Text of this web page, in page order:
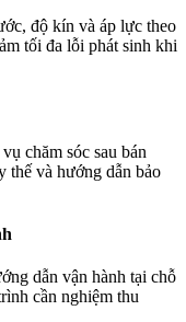
độ kín và áp lực theo
tối đa lỗi phát sinh khi
chăm sóc sau bán
thế và hướng dẫn bảo
dẫn vận hành tại chỗ
cần nghiệm thu